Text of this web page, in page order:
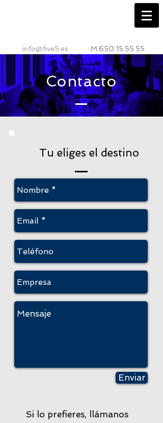
M.650.15.55.55
info@five5.es
Contacto
Tu eliges el destino
Si lo prefieres, llámanos
Enviar